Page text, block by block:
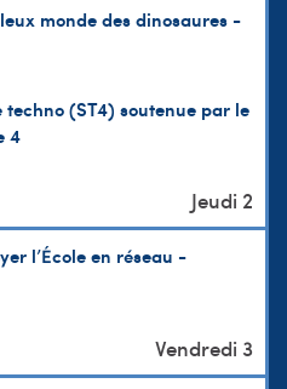
monde des dinosaures -
techno (ST4) soutenue par le
4
l’École en réseau -